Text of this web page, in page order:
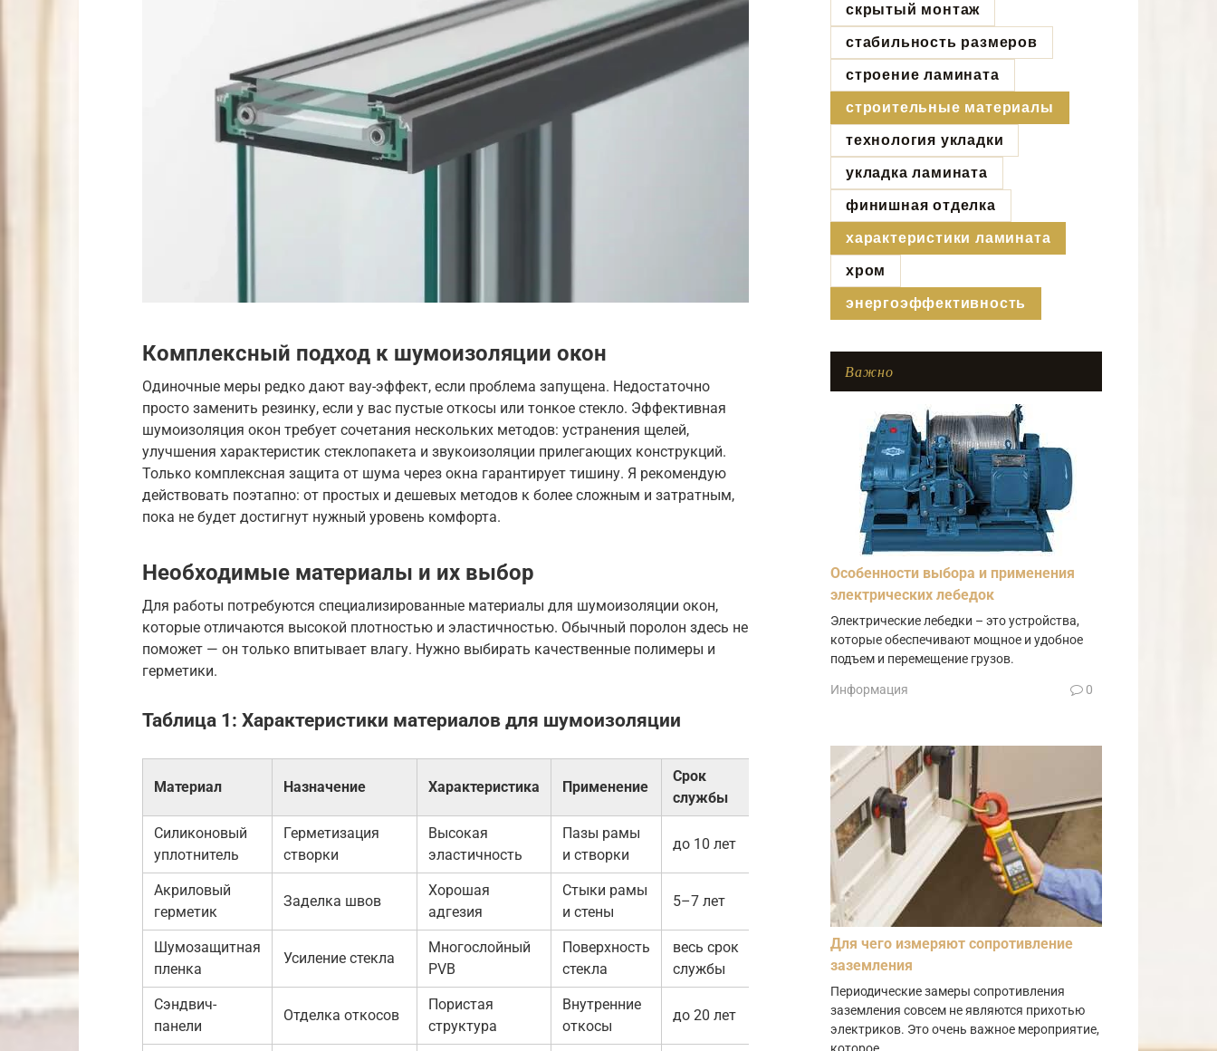
Комплексный подход к шумоизоляции окон
Одиночные меры редко дают вау-эффект, если проблема запущена. Недостаточно
просто заменить резинку, если у вас пустые откосы или тонкое стекло. Эффективная
шумоизоляция окон требует сочетания нескольких методов: устранения щелей,
улучшения характеристик стеклопакета и звукоизоляции прилегающих конструкций.
Только комплексная защита от шума через окна гарантирует тишину. Я рекомендую
действовать поэтапно: от простых и дешевых методов к более сложным и затратным,
пока не будет достигнут нужный уровень комфорта.
Необходимые материалы и их выбор
Для работы потребуются специализированные материалы для шумоизоляции окон,
которые отличаются высокой плотностью и эластичностью. Обычный поролон здесь не
поможет — он только впитывает влагу. Нужно выбирать качественные полимеры и
герметики.
Таблица 1: Характеристики материалов для шумоизоляции
Материал Назначение Характеристика Применение
Срок
службы
Силиконовый
уплотнитель
Герметизация
створки
Высокая
эластичность
Пазы рамы
и створки
до 10 лет
Акриловый
герметик
Заделка швов
Хорошая
адгезия
Стыки рамы
и стены
5–7 лет
Шумозащитная
пленка
Усиление стекла
Многослойный
PVB
Поверхность
стекла
весь срок
службы
Сэндвич-
панели
Отделка откосов
Пористая
структура
Внутренние
откосы
до 20 лет
скрытый монтаж
стабильность размеров
строение ламината
строительные материалы
технология укладки
укладка ламината
финишная отделка
характеристики ламината
хром
энергоэффективность
Важно
Особенности выбора и применения
электрических лебедок
Электрические лебедки – это устройства,
которые обеспечивают мощное и удобное
подъем и перемещение грузов.
Информация 0
Для чего измеряют сопротивление
заземления
Периодические замеры сопротивления
заземления совсем не являются прихотью
электриков. Это очень важное мероприятие,